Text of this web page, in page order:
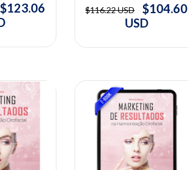
Rocha,
Gabriel
$123.06
Harmonização Orofacial |
Tânia de Carvalho Rocha,
Wagner da Costa Gabriel
$116.22 USD
$104.60
USD